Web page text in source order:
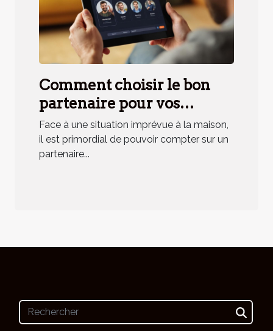
Comment choisir le bon
partenaire pour vos
urgences domestiques ?
Face à une situation imprévue à la maison,
il est primordial de pouvoir compter sur un
partenaire...